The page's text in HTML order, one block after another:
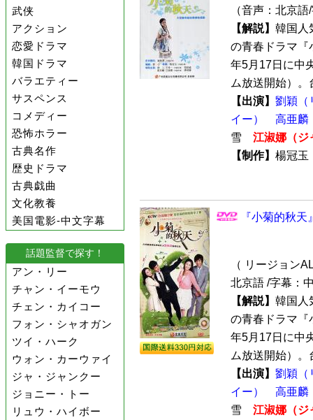
武侠
アクション
恋愛ドラマ
韓国ドラマ
バラエティー
サスペンス
コメディー
恐怖ホラー
古典名作
歴史ドラマ
古典戯曲
文化教養
美国電影-中文字幕
話題監督で探す！
アン・リー
チャン・イーモウ
チェン・カイコー
フォン・シャオガン
ツイ・ハーク
ウォン・カーウァイ
ジャ・ジャンクー
ジョニー・トー
リュウ・ハイボー
（音声：北京
【解説】 韓国人
の青春ドラマ『
年5月17日に中
ム放送開始）
【出演】 劉穎（
イー）
高亜麟
雪 江淑娜（ジ
【制作】 楊冠
『小菊的秋
（ リージョン
北京語 /字幕：
【解説】 韓国人
の青春ドラマ『
年5月17日に中
ム放送開始）
【出演】 劉穎（
イー）
高亜麟
雪 江淑娜（ジ